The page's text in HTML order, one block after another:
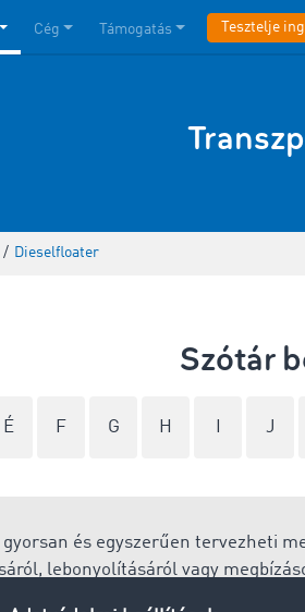
Cég Támogatás Tesztelje
/ Dieselfloater
Szótár
É F G H J
gyorsan és egyszerűen tervezheti
lebonyolításáról vagy